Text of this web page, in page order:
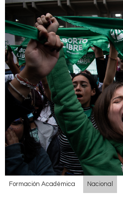
Formación Académica Nacional